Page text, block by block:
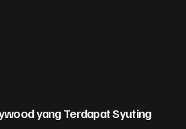
yang Terdapat Syuting